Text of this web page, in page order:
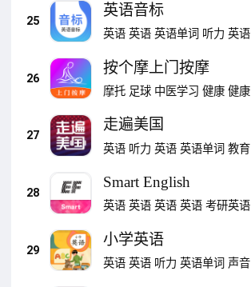
25
英语音标
英语 英语 英语单词 听力 英语
26
按个摩上门按摩
摩托 足球 中医学习 健康 健康
27
走遍美国
英语 听力 英语 英语单词 教育
28
Smart English
英语 英语 英语 英语 考研英语
29
小学英语
英语 英语 听力 英语单词 声音